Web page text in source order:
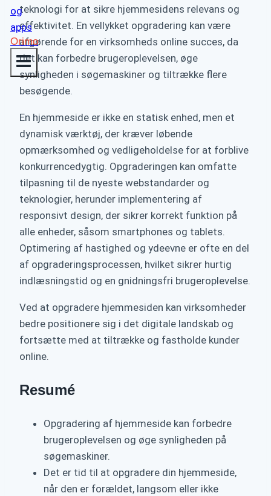
Orimo
teknologi for at sikre hjemmesidens relevans og
effektivitet. En vellykket opgradering kan være
afgørende for en virksomheds online succes, da
det kan forbedre brugeroplevelsen, øge
synligheden i søgemaskiner og tiltrække flere
besøgende.
En hjemmeside er ikke en statisk enhed, men et
dynamisk værktøj, der kræver løbende
opmærksomhed og vedligeholdelse for at forblive
konkurrencedygtig. Opgraderingen kan omfatte
tilpasning til de nyeste webstandarder og
teknologier, herunder implementering af
responsivt design, der sikrer korrekt funktion på
alle enheder, såsom smartphones og tablets.
Optimering af hastighed og ydeevne er ofte en del
af opgraderingsprocessen, hvilket sikrer hurtig
indlæsningstid og en gnidningsfri brugeroplevelse.
Ved at opgradere hjemmesiden kan virksomheder
bedre positionere sig i det digitale landskab og
fortsætte med at tiltrække og fastholde kunder
online.
Resumé
Opgradering af hjemmeside kan forbedre
brugeroplevelsen og øge synligheden på
søgemaskiner.
Det er tid til at opgradere din hjemmeside,
når den er forældet, langsom eller ikke